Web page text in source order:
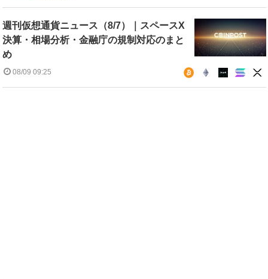
週刊仮想通貨ニュース（8/7）｜スペースX
決算・相場分析・金融庁の規制対応のまと
め
08/09 09:25